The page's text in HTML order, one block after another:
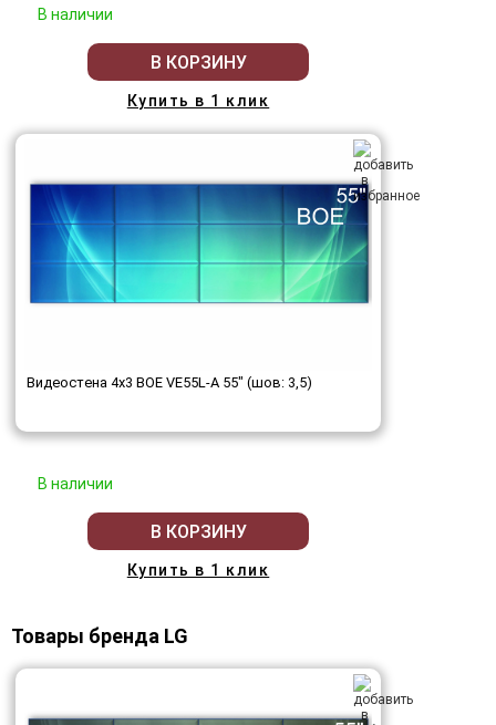
В наличии
В КОРЗИНУ
Купить в 1 клик
Видеостена 4x3 BOE VE55L-A 55" (шов: 3,5)
В наличии
В КОРЗИНУ
Купить в 1 клик
Товары бренда LG